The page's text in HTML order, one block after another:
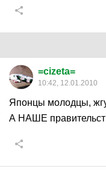
=cizeta=
10:42, 12.01.2010
Японцы молодцы,
А НАШЕ